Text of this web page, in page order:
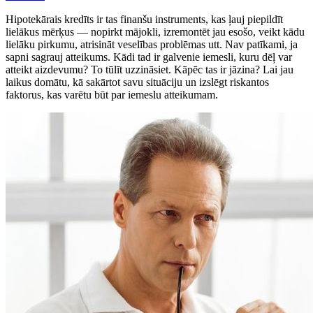
Hipotekārais kredīts ir tas finanšu instruments, kas ļauj piepildīt
lielākus mērķus — nopirkt mājokli, izremontēt jau esošo, veikt kādu
lielāku pirkumu, atrisināt veselības problēmas utt. Nav patīkami, ja
sapni sagrauj atteikums. Kādi tad ir galvenie iemesli, kuru dēļ var
atteikt aizdevumu? To tūlīt uzzināsiet. Kāpēc tas ir jāzina? Lai jau
laikus domātu, kā sakārtot savu situāciju un izslēgt riskantos
faktorus, kas varētu būt par iemeslu atteikumam.